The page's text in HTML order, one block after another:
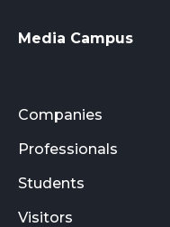
Media Campus
Companies
Professionals
Students
Visitors